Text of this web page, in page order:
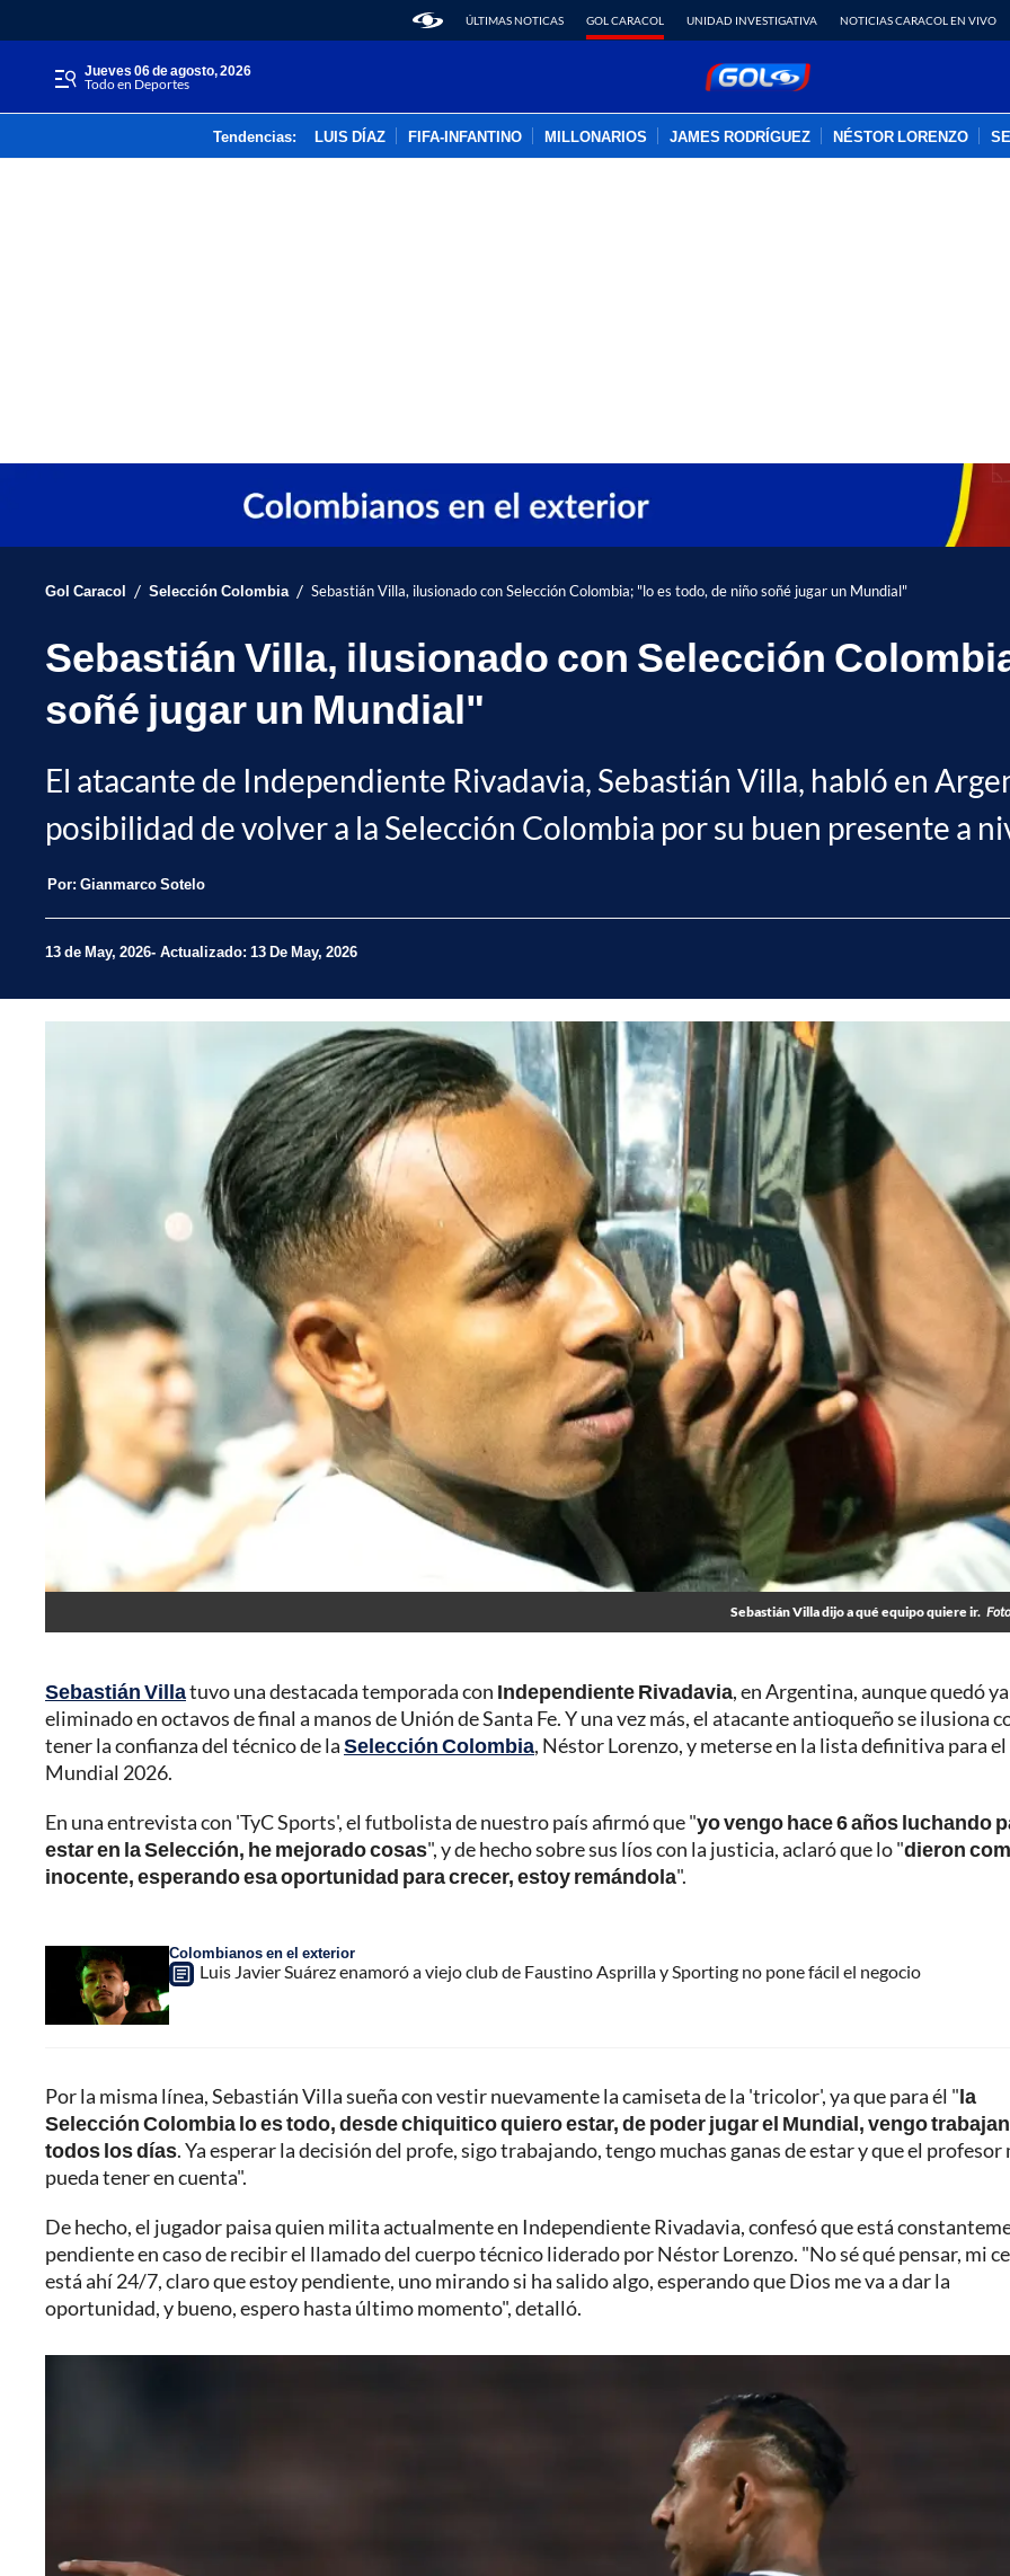
ÚLTIMAS NOTICAS GOL CARACOL UNIDAD INVESTIGATIVA NOTICIAS CARACOL EN VIVO
jueves 06 de agosto, 2026
Todo en Deportes
Tendencias: LUIS DÍAZ FIFA-INFANTINO MILLONARIOS JAMES RODRÍGUEZ NÉSTOR LORENZO
Gol Caracol / Selección Colombia / Sebastián Villa, ilusionado con Selección Colombia; "lo es todo, de niño soñé jugar un Mundial"
Sebastián Villa, ilusionado con Selección
soñé jugar un Mundial"
El atacante de Independiente Rivadavia, Sebastián Villa, habló en
posibilidad de volver a la Selección Colombia por su buen presente a
Por: Gianmarco Sotelo
13 de May, 2026 Actualizado: 13 De May, 2026
Sebastián Villa dijo a qué equipo quiere ir.
Sebastián Villatuvo una destacada temporada con Independiente Rivadavia, en Argentina, aunque quedó ya
eliminado en octavos de final a manos de Unión de Santa Fe. Y una vez más, el atacante antioqueño se ilusiona
tener la confianza del técnico de laSelección Colombia, Néstor Lorenzo, y meterse en la lista definitiva para el
Mundial 2026.
En una entrevista con 'TyC Sports', el futbolista de nuestro país afirmó que "yo vengo hace 6 años luchando
estar en la Selección, he mejorado cosas", y de hecho sobre sus líos con la justicia, aclaró que lo "dieron
inocente, esperando esa oportunidad para crecer, estoy remándola".
Colombianos en el exterior
Luis Javier Suárez enamoró a viejo club de Faustino Asprilla y Sporting no pone fácil el negocio
Por la misma línea, Sebastián Villa sueña con vestir nuevamente la camiseta de la 'tricolor', ya que para él "la
Selección Colombia lo es todo, desde chiquitico quiero estar, de poder jugar el Mundial, vengo
todos los días. Ya esperar la decisión del profe, sigo trabajando, tengo muchas ganas de estar y que el profesor
pueda tener en cuenta".
De hecho, el jugador paisa quien milita actualmente en Independiente Rivadavia, confesó que está
pendiente en caso de recibir el llamado del cuerpo técnico liderado por Néstor Lorenzo. "No sé qué pensar, mi
está ahí 24/7, claro que estoy pendiente, uno mirando si ha salido algo, esperando que Dios me va a dar la
oportunidad, y bueno, espero hasta último momento", detalló.